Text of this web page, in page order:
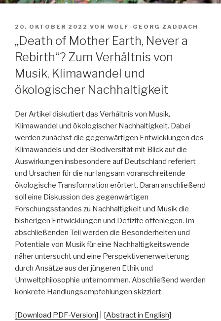
VERÖFFENTLICHT
AM
20. OKTOBER 2022 VON WOLF-GEORG ZADDACH
„Death of Mother Earth, Never a
Rebirth“? Zum Verhältnis von
Musik, Klimawandel und
ökologischer Nachhaltigkeit
Der Artikel diskutiert das Verhältnis von Musik,
Klimawandel und ökologischer Nachhaltigkeit. Dabei
werden zunächst die gegenwärtigen Entwicklungen des
Klimawandels und der Biodiversität mit Blick auf die
Auswirkungen insbesondere auf Deutschland referiert
und Ursachen für die nur langsam voranschreitende
ökologische Transformation erörtert. Daran anschließend
soll eine Diskussion des gegenwärtigen
Forschungsstandes zu Nachhaltigkeit und Musik die
bisherigen Entwicklungen und Defizite offenlegen. Im
abschließenden Teil werden die Besonderheiten und
Potentiale von Musik für eine Nachhaltigkeitswende
näher untersucht und eine Perspektivenerweiterung
durch Ansätze aus der jüngeren Ethik und
Umweltphilosophie unternommen. Abschließend werden
konkrete Handlungsempfehlungen skizziert.
[Download PDF-Version] | [Abstract in English]